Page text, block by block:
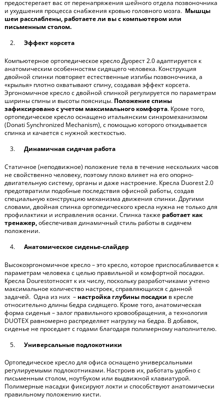
предостерегает вас от перенапряжения шейного отдела позвоночника
и ухудшения процесса снабжения кровью головного мозга. Мышцы
шеи расслаблены, работаете ли вы с компьютером или
письменным столом.
Эффект корсета
Компьютерное ортопедическое креслоДуорест 2.0 адаптируется к
анатомическим особенностям сидящего человека. Конструкция
двойной спинки повторяет естественные изгибы позвоночника, а
«крылья» плотно охватывают спину, создавая эффект корсета.
Эргономичное кресло с двойной спинкой регулируется по параметрам
ширины спины и высоты поясницы. Положение спины
зафиксировано с учетом максимального комфорта. Кроме того,
ортопедическое кресло оснащено итальянским синхромеханизмом
(Donati Synchronized Mechanism), с помощью которого откидывается
спинка и качается с нужной жесткостью.
Динамичная сидячая работа
Статичное (неподвижное) положение тела в течение нескольких часов
не свойственно человеку, поэтому плохо влияет на его опорно-
двигательную систему, органы и даже настроение. Кресла Duorest2.0
предотвратили подобные последствия офисной работы, создав
специальную конструкцию механизма движения спинки. Другими
словами, двойная спинка ортопедического кресла нужна не только для
профилактики и исправления осанки. Спинка также работает как
тренажер,обеспечивая динамичный стиль работы в сидячем
положении.
Анатомическое сиденье-слайдер
Высокоэргономичное кресло – это кресло, которое приспосабливается к
параметрам человека с целью правильной и комфортной посадки.
Кресла Dourestотносят к их числу, поскольку разработчиками учтено
максимальное количество настроек, справляющихся с данной
задачей. Одна из них – настройка глубины посадки в кресле
относительно длины бедра сидящего. Кроме того, анатомическая
форма сиденья – залог правильного кровообращения, а технология
DUOTEX равномерно распределяет нагрузку на бедра. В добавок,
сиденье не проседает с годами благодаря полимерному наполнителю.
Универсальные подлокотники
Ортопедическое кресло для офиса оснащено универсальными
регулируемыми подлокотниками. Настроив их, работать удобно с
письменным столом, ноутбуком или выдвижной клавиатурой.
Полимерные насадки фиксируют локти и способствуют анатомически
правильному положению кисти.